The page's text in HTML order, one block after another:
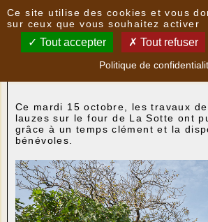
Nouvelles
Reprise des travaux du four de La
Ce mardi 15 octobre, les travaux
lauzes sur le four de La Sotte ont
grâce à un temps clément et la
bénévoles.
Ce site utilise des cookies et vous
sur ceux que vous souhaitez activer
Tout accepter Tout refuser
Politique de